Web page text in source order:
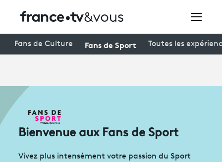
Creators
À la une
Fans de Culture Fans de Sport Toutes les
Bienvenue aux Fans de Sport
Vivez plus intensément votre passion du Sport